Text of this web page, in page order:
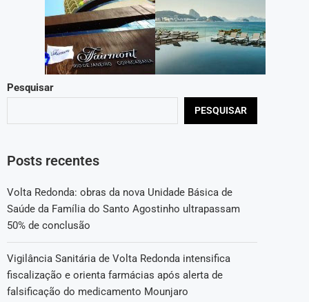
Pesquisar
PESQUISAR
Posts recentes
Volta Redonda: obras da nova Unidade Básica de
Saúde da Família do Santo Agostinho ultrapassam
50% de conclusão
Vigilância Sanitária de Volta Redonda intensifica
fiscalização e orienta farmácias após alerta de
falsificação do medicamento Mounjaro